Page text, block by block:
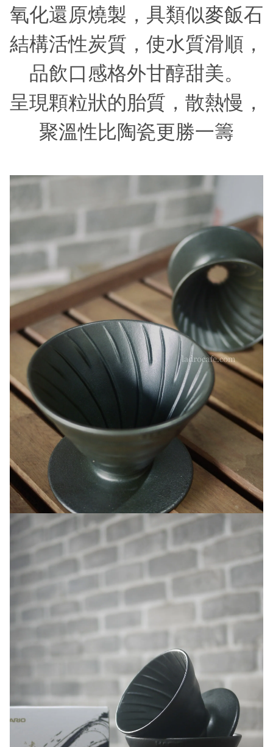
氧化還原燒製，具類似麥飯石
結構活性炭質，使水質滑順，
品飲口感格外甘醇甜美。
呈現顆粒狀的胎質，散熱慢，
聚溫性比陶瓷更勝一籌